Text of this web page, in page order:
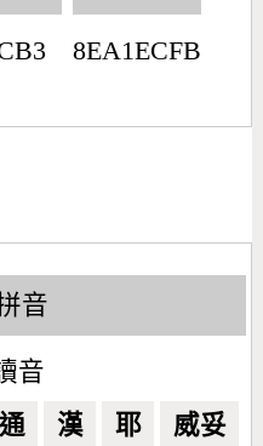
8EA1ECFB
音
音
通 漢 耶 威妥